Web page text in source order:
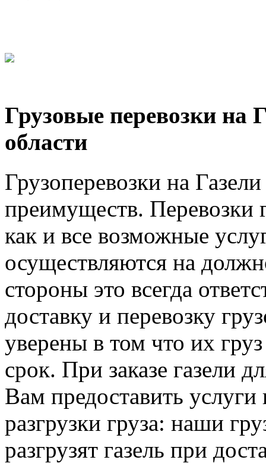
Грузовые перевозки на
области
Грузоперевозки на
преимуществ. Перевозки
как и все возможные
осуществляются на
стороны это всегда
доставку и перевозку
уверены в том что их
срок. При заказе газели
Вам предоставить услуги
разгрузки груза: наши
разгрузят газель при